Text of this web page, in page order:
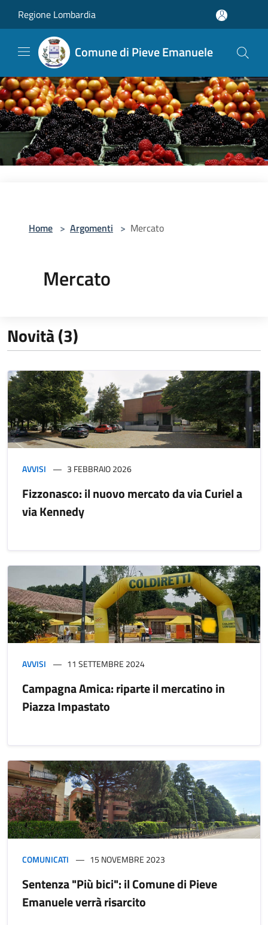
Regione Lombardia
Comune di Pieve Emanuele
Home > Argomenti > Mercato
Mercato
Novità (3)
AVVISI 3 FEBBRAIO 2026
Fizzonasco: il nuovo mercato da via Curiel a
via Kennedy
AVVISI 11 SETTEMBRE 2024
Campagna Amica: riparte il mercatino in
Piazza Impastato
COMUNICATI 15 NOVEMBRE 2023
Sentenza "Più bici": il Comune di Pieve
Emanuele verrà risarcito